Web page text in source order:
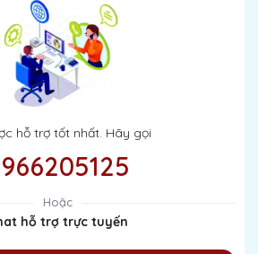
hỗ trợ tốt nhất. Hãy gọi
Hoặc
hỗ trợ trực tuyến